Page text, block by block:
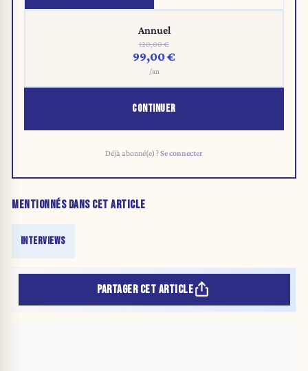
Annuel
120,00 €
99,00 €
/an
CONTINUER
Déjà abonné(e) ?Se connecter
MENTIONNÉS DANS CET ARTICLE
INTERVIEWS
PARTAGER CET ARTICLE